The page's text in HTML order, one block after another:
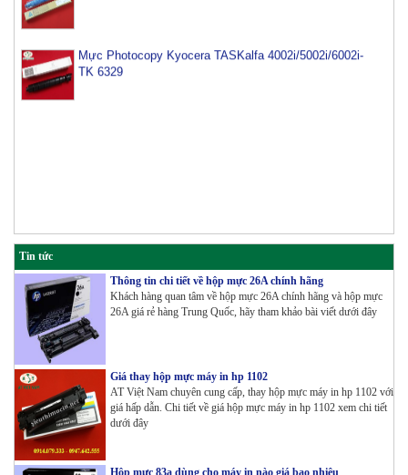
TK 6329
Tin tức
Thông tin chi tiết về hộp mực 26A chính hãng
Khách hàng quan tâm về hộp mực 26A chính hãng và hộp mực
26A giá rẻ hàng Trung Quốc, hãy tham khảo bài viết dưới đây
Giá thay hộp mực máy in hp 1102
AT Việt Nam chuyên cung cấp, thay hộp mực máy in hp 1102 với
giá hấp dẫn. Chi tiết về giá hộp mực máy in hp 1102 xem chi tiết
dưới đây
Hộp mực 83a dùng cho máy in nào giá bao nhiêu